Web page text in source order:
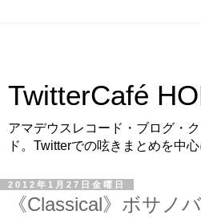
TwitterCafé
アマデウスレコード・ブログ・
ド。Twitterでの呟きまとめを中
2012年1月27日金曜日
《Classical》ボサノ